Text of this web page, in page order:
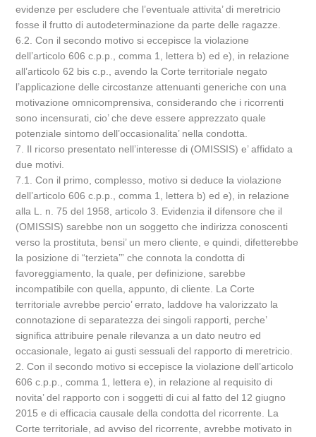
evidenze per escludere che l’eventuale attivita’ di meretricio
fosse il frutto di autodeterminazione da parte delle ragazze.
6.2. Con il secondo motivo si eccepisce la violazione
dell’articolo 606 c.p.p., comma 1, lettera b) ed e), in relazione
all’articolo 62 bis c.p., avendo la Corte territoriale negato
l’applicazione delle circostanze attenuanti generiche con una
motivazione omnicomprensiva, considerando che i ricorrenti
sono incensurati, cio’ che deve essere apprezzato quale
potenziale sintomo dell’occasionalita’ nella condotta.
7. Il ricorso presentato nell’interesse di (OMISSIS) e’ affidato a
due motivi.
7.1. Con il primo, complesso, motivo si deduce la violazione
dell’articolo 606 c.p.p., comma 1, lettera b) ed e), in relazione
alla L. n. 75 del 1958, articolo 3. Evidenzia il difensore che il
(OMISSIS) sarebbe non un soggetto che indirizza conoscenti
verso la prostituta, bensi’ un mero cliente, e quindi, difetterebbe
la posizione di “terzieta’” che connota la condotta di
favoreggiamento, la quale, per definizione, sarebbe
incompatibile con quella, appunto, di cliente. La Corte
territoriale avrebbe percio’ errato, laddove ha valorizzato la
connotazione di separatezza dei singoli rapporti, perche’
significa attribuire penale rilevanza a un dato neutro ed
occasionale, legato ai gusti sessuali del rapporto di meretricio.
2. Con il secondo motivo si eccepisce la violazione dell’articolo
606 c.p.p., comma 1, lettera e), in relazione al requisito di
novita’ del rapporto con i soggetti di cui al fatto del 12 giugno
2015 e di efficacia causale della condotta del ricorrente. La
Corte territoriale, ad avviso del ricorrente, avrebbe motivato in